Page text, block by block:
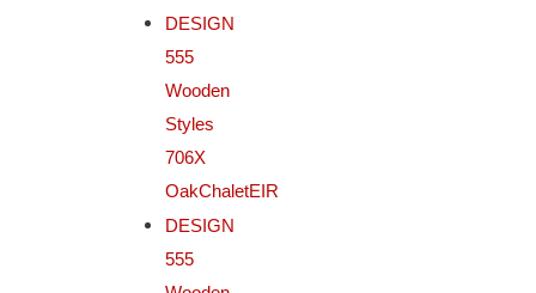
DESIGN
555
Wooden
Styles
706X
OakChaletEIR
DESIGN
555